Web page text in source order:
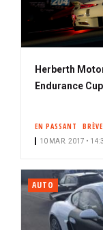
Herberth
Endurance Cup
EN PASSANT BRÈVE
10 MAR. 2017 •
AUTO